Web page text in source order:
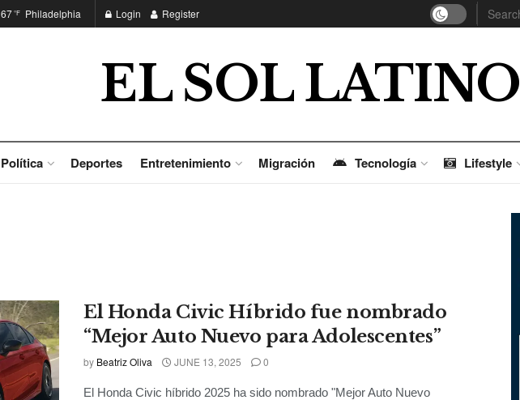
67°F Philadelphia Login Register
EL SOL LATINO
Política Deportes Entretenimiento Migración Tecnología Lifestyle
El Honda Civic Híbrido fue nombrado
“Mejor Auto Nuevo para Adolescentes”
by Beatriz Oliva JUNE 13, 2025 0
El Honda Civic híbrido 2025 ha sido nombrado "Mejor Auto Nuevo